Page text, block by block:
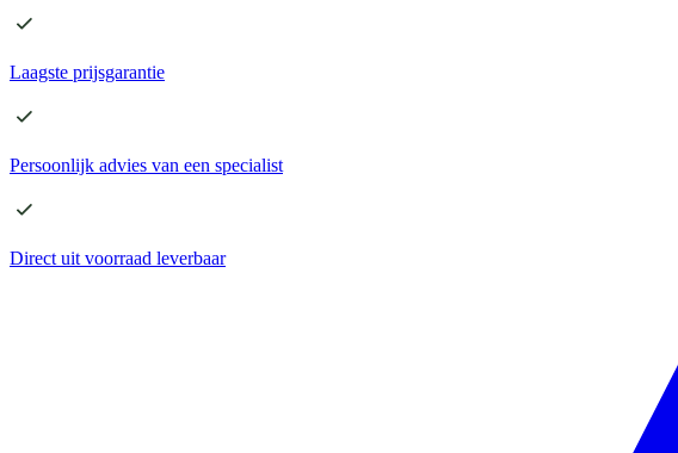
Laagste prijsgarantie
Persoonlijk advies van een specialist
Direct uit voorraad leverbaar